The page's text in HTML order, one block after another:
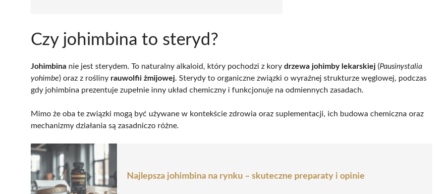
Czy johimbina to steryd?
Johimbina nie jest sterydem. To naturalny alkaloid, który pochodzi z kory drzewa johimby lekarskiej (Pausinystalia
yohimbe) oraz z rośliny rauwolfii żmijowej. Sterydy to organiczne związki o wyraźnej strukturze węglowej, podczas
gdy johimbina prezentuje zupełnie inny układ chemiczny i funkcjonuje na odmiennych zasadach.
Mimo że oba te związki mogą być używane w kontekście zdrowia oraz suplementacji, ich budowa chemiczna oraz
mechanizmy działania są zasadniczo różne.
Najlepsza johimbina na rynku – skuteczne preparaty i opinie